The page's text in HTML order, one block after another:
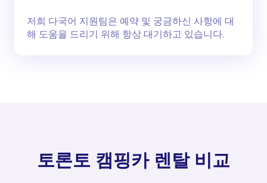
저희 다국어 지원팀은 예약 및 궁금하신 사항에 대
해 도움을 드리기 위해 항상 대기하고 있습니다.
토론토 캠핑카 렌탈 비교